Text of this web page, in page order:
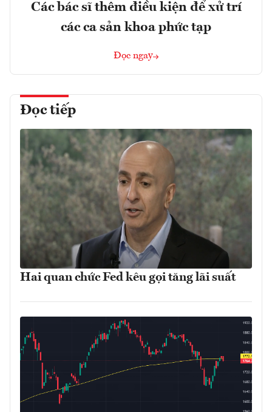
Các bác sĩ thêm điều kiện để xử trí
các ca sản khoa phức tạp
Đọc ngay
Đọc tiếp
Hai quan chức Fed kêu gọi tăng lãi suất